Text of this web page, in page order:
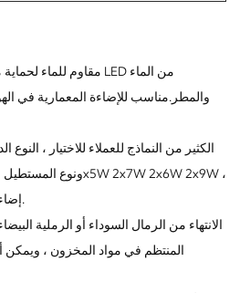
والمطر.مناسب للإضاءة المعمارية في
إضاءة أعلى وأسفل على الحائط.
الانتهاء من الرمال السوداء أو الرملية
المنتظم في مواد المخزون ، ويمكن